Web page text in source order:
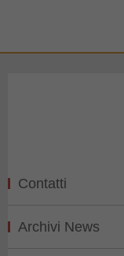
Contatti
Archivi News